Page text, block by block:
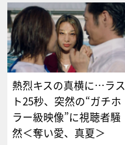
熱烈キスの真横に…ラス
ト25秒、突然の“ガチホ
ラー級映像”に視聴者騒
然＜奪い愛、真夏＞